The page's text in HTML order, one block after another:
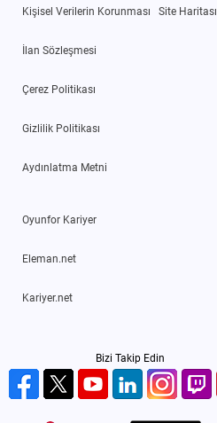
Kişisel Verilerin Korunması
İlan Sözleşmesi
Çerez Politikası
Gizlilik Politikası
Aydınlatma Metni
Site Haritası
Oyunfor Kariyer
Eleman.net
Kariyer.net
Bizi Takip Edin